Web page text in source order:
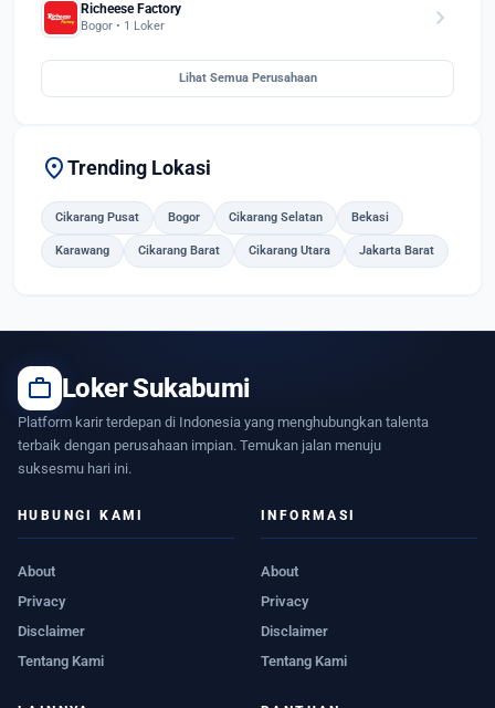
Richeese Factory
Bogor • 1 Loker chevron_right
Lihat Semua Perusahaan
location_onTrending Lokasi
Cikarang Pusat Bogor Cikarang Selatan Bekasi
Karawang Cikarang Barat Cikarang Utara Jakarta Barat
work Loker Sukabumi
Platform karir terdepan di Indonesia yang menghubungkan talenta
terbaik dengan perusahaan impian. Temukan jalan menuju
suksesmu hari ini.
HUBUNGI KAMI
About
Privacy
Disclaimer
Tentang Kami
INFORMASI
About
Privacy
Disclaimer
Tentang Kami